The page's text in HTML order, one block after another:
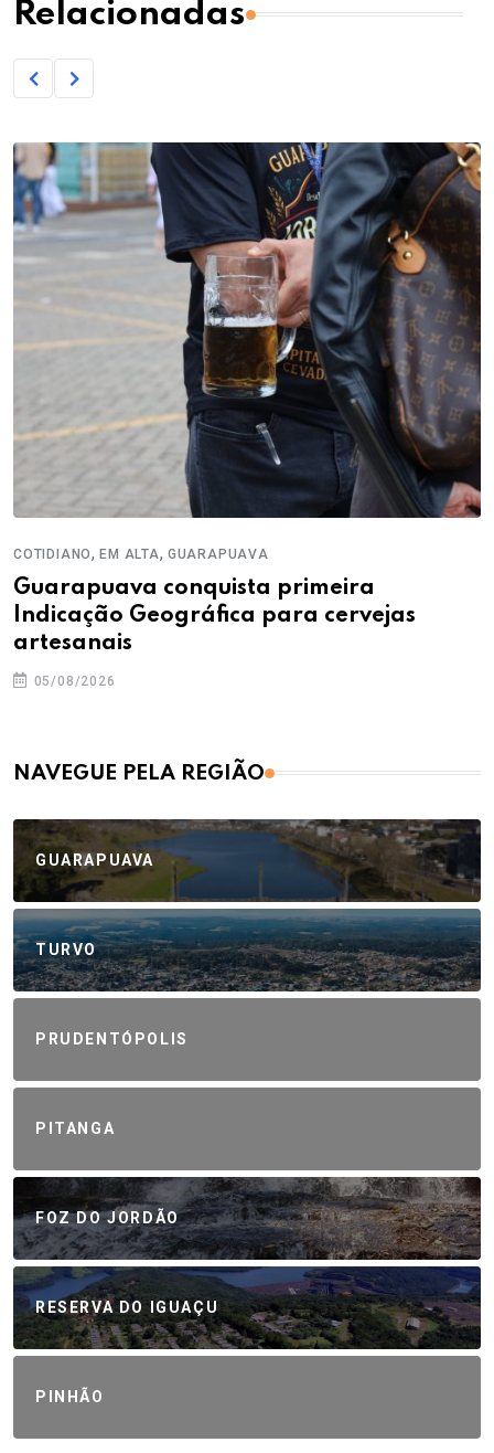
Relacionadas
COTIDIANO,EM ALTA, GUARAPUAVA
Guarapuava conquista primeira
Indicação Geográfica para cervejas
artesanais
05/08/2026
NAVEGUE PELA REGIÃO
GUARAPUAVA
TURVO
PRUDENTÓPOLIS
PITANGA
FOZ DO JORDÃO
RESERVA DO IGUAÇU
PINHÃO